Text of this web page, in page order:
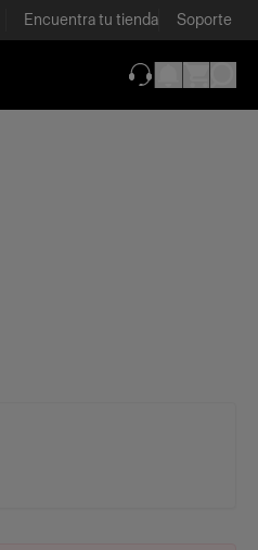
Encuentra tu tienda Soporte